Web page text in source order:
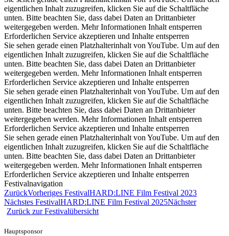
eigentlichen Inhalt zuzugreifen, klicken Sie auf die Schaltfläche
unten. Bitte beachten Sie, dass dabei Daten an Drittanbieter
weitergegeben werden. Mehr Informationen Inhalt entsperren
Erforderlichen Service akzeptieren und Inhalte entsperren
Sie sehen gerade einen Platzhalterinhalt von YouTube. Um auf den
eigentlichen Inhalt zuzugreifen, klicken Sie auf die Schaltfläche
unten. Bitte beachten Sie, dass dabei Daten an Drittanbieter
weitergegeben werden. Mehr Informationen Inhalt entsperren
Erforderlichen Service akzeptieren und Inhalte entsperren
Sie sehen gerade einen Platzhalterinhalt von YouTube. Um auf den
eigentlichen Inhalt zuzugreifen, klicken Sie auf die Schaltfläche
unten. Bitte beachten Sie, dass dabei Daten an Drittanbieter
weitergegeben werden. Mehr Informationen Inhalt entsperren
Erforderlichen Service akzeptieren und Inhalte entsperren
Sie sehen gerade einen Platzhalterinhalt von YouTube. Um auf den
eigentlichen Inhalt zuzugreifen, klicken Sie auf die Schaltfläche
unten. Bitte beachten Sie, dass dabei Daten an Drittanbieter
weitergegeben werden. Mehr Informationen Inhalt entsperren
Erforderlichen Service akzeptieren und Inhalte entsperren
Festivalnavigation
ZurückVorheriges FestivalHARD:LINE Film Festival 2023
Nächstes FestivalHARD:LINE Film Festival 2025Nächster
Zurück zur Festivalübersicht
Hauptsponsor